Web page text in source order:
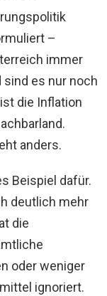
–
immer
sind es nur noch
die Inflation
anders.
Beispiel dafür.
deutlich mehr
die
oder weniger
ignoriert.